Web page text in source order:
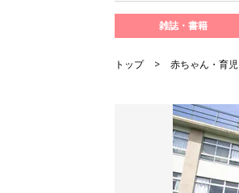
雑誌・書籍
トップ 赤ちゃん・育児